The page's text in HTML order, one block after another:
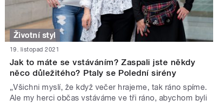
Životní styl
19. listopad 2021
Jak to máte se vstáváním? Zaspali jste někdy
něco důležitého? Ptaly se Polední sirény
„Všichni myslí, že když večer hrajeme, tak ráno spíme.
Ale my herci občas vstáváme ve tři ráno, abychom byli